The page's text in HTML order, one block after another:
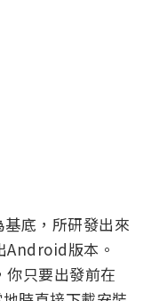
底，所研發出來
Android版本。
你只要出發前在